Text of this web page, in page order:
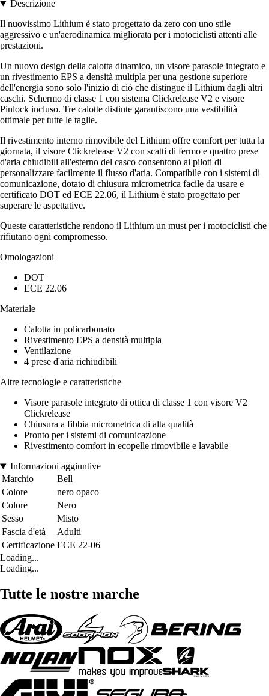
Descrizione
Il nuovissimo Lithium è stato progettato da zero con uno stile
aggressivo e un'aerodinamica migliorata per i motociclisti attenti alle
prestazioni.
Un nuovo design della calotta dinamico, un visore parasole integrato e
un rivestimento EPS a densità multipla per una gestione superiore
dell'energia sono solo l'inizio di ciò che distingue il Lithium dagli altri
caschi. Schermo di classe 1 con sistema Clickrelease V2 e visore
Pinlock incluso. Tre calotte distinte garantiscono una vestibilità
ottimale per tutte le taglie.
Il rivestimento interno rimovibile del Lithium offre comfort per tutta la
giornata, il visore Clickrelease V2 con scatti di fermo e quattro prese
d'aria chiudibili all'esterno del casco consentono ai piloti di
personalizzare facilmente il flusso d'aria. Compatibile con i sistemi di
comunicazione, dotato di chiusura micrometrica facile da usare e
certificato DOT ed ECE 22.06, il Lithium è stato progettato per
superare le aspettative.
Queste caratteristiche rendono il Lithium un must per i motociclisti che
rifiutano ogni compromesso.
Omologazioni
DOT
ECE 22.06
Materiale
Calotta in policarbonato
Rivestimento EPS a densità multipla
Ventilazione
4 prese d'aria richiudibili
Altre tecnologie e caratteristiche
Visore parasole integrato di ottica di classe 1 con visore V2
Clickrelease
Chiusura a fibbia micrometrica di alta qualità
Pronto per i sistemi di comunicazione
Rivestimento comfort in ecopelle rimovibile e lavabile
Informazioni aggiuntive
Marchio
Bell
Colore
nero opaco
Colore
Nero
Sesso
Misto
Fascia d'età
Adulti
Certificazione ECE 22-06
Loading...
Loading...
Tutte le nostre marche